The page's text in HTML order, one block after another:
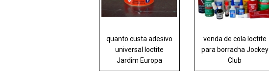
quanto custa adesivo
universal loctite
Jardim Europa
venda de cola loctite
para borracha Jockey
Club